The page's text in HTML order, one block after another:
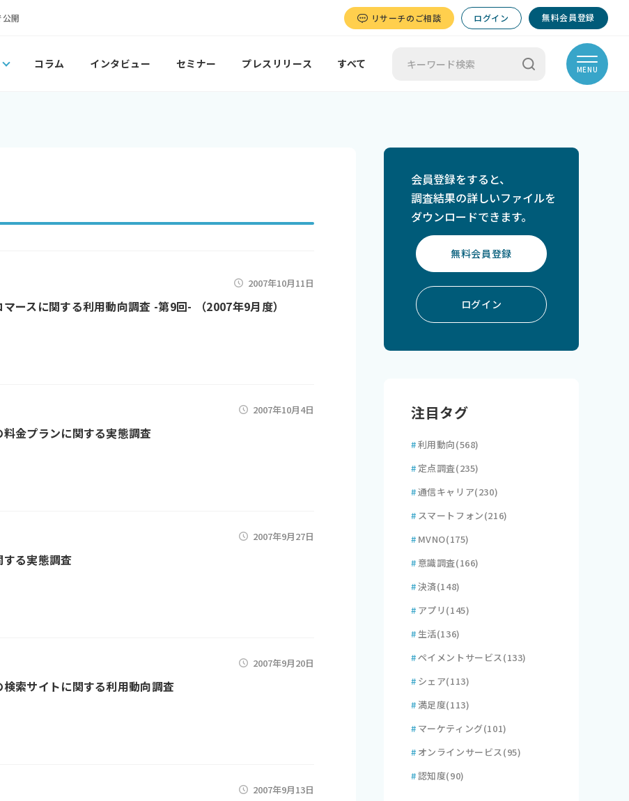
開 リサーチのご相談 ログイン 無料会員登録
コラム インタビュー セミナー プレスリリース すべて MENU
2007年10月11日
ースに関する利用動向調査 -第9回- （2007年9月度）
2007年10月4日
金プランに関する実態調査
2007年9月27日
る実態調査
2007年9月20日
索サイトに関する利用動向調査
2007年9月13日
会員登録をすると、
調査結果の詳しいファイルを
ダウンロードできます。
無料会員登録
ログイン
注目タグ
#利用動向(568)
# 定点調査(235)
#通信キャリア(230)
# スマートフォン(216)
# MVNO(175)
# 意識調査(166)
#決済(148)
# アプリ(145)
# 生活(136)
#ペイメントサービス(133)
# シェア(113)
#満足度(113)
# マーケティング(101)
# オンラインサービス(95)
#認知度(90)